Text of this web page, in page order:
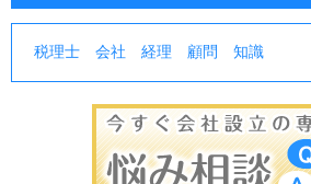
税理士 会社 経理 顧問 知識